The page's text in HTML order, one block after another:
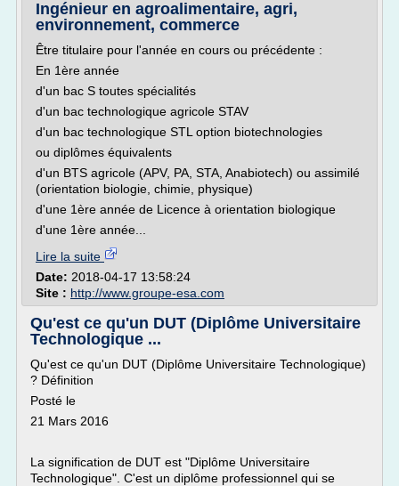
Ingénieur en agroalimentaire, agri,
environnement, commerce
Être titulaire pour l'année en cours ou précédente :
En 1ère année
d'un bac S toutes spécialités
d'un bac technologique agricole STAV
d'un bac technologique STL option biotechnologies
ou diplômes équivalents
d'un BTS agricole (APV, PA, STA, Anabiotech) ou assimilé
(orientation biologie, chimie, physique)
d'une 1ère année de Licence à orientation biologique
d'une 1ère année...
Lire la suite
Date: 2018-04-17 13:58:24
Site : http://www.groupe-esa.com
Qu'est ce qu'un DUT (Diplôme Universitaire
Technologique ...
Qu'est ce qu'un DUT (Diplôme Universitaire Technologique)
? Définition
Posté le
21 Mars 2016
La signification de DUT est "Diplôme Universitaire
Technologique". C'est un diplôme professionnel qui se